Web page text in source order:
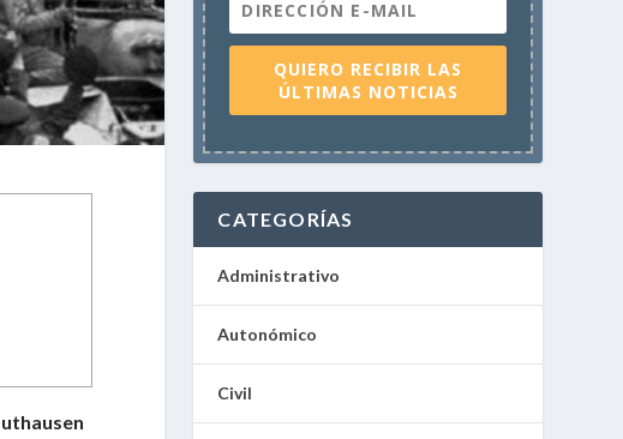
QUIERO RECIBIR LAS
ÚLTIMAS NOTICIAS
CATEGORÍAS
Administrativo
Autonómico
Civil